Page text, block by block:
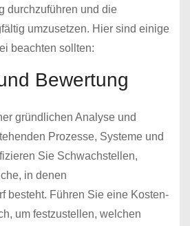
durchzuführen und die
umzusetzen. Hier sind einige
beachten sollten:
Bewertung
gründlichen Analyse und
Prozesse, Systeme und
Sie Schwachstellen,
in denen
besteht. Führen Sie eine Kosten-
um festzustellen, welchen